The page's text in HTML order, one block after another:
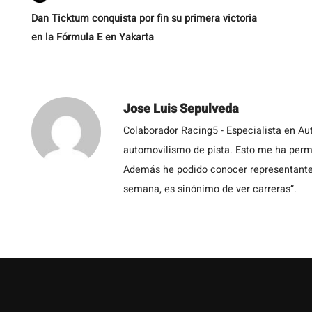
Dan Ticktum conquista por fin su primera victoria
en la Fórmula E en Yakarta
Jose Luis Sepulveda
Colaborador Racing5 - Especialista en
automovilismo de pista. Esto me ha
Además he podido conocer
semana, es sinónimo de ver carreras”.